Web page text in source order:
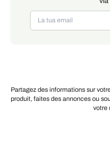
Partagez des informations sur
produit, faites des annonces ou
votre